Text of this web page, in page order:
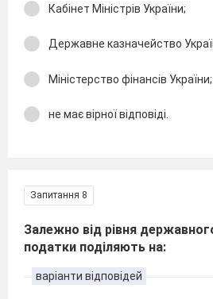
Кабінет Міністрів України;
Державне казначейство
Міністерство фінансів України;
не має вірної відповіді.
Запитання 8
Залежно від рівня
податки поділяють на:
варіанти відповідей